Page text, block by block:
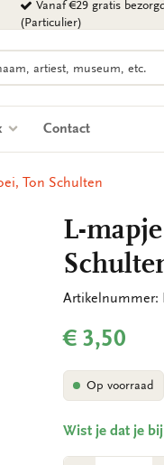
Vanaf €29 gratis
(Particulier)
Contact
Ton Schulten
L-
Artikelnummer:
€ 3,50
Op voorraad
Wist je dat je